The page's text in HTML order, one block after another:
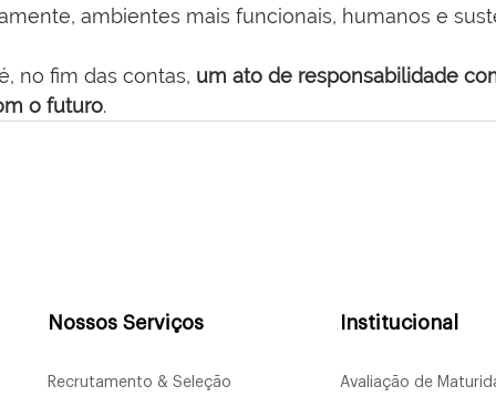
ambientes mais funcionais, humanos e
no fim das contas, um ato de responsabilidade
o futuro.
Nossos Serviços
Recrutamento & Seleção
Institucional
Avaliação de